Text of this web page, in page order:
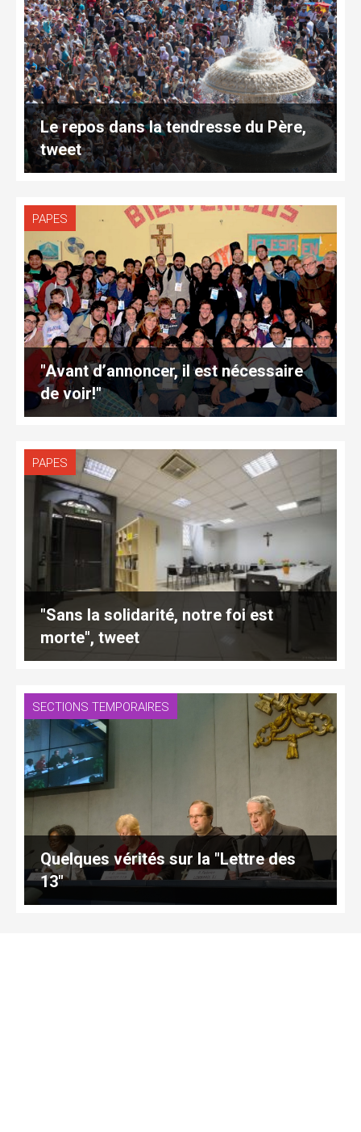
Le repos dans la tendresse du Père,
tweet
PAPES
"Avant d’annoncer, il est nécessaire
de voir!"
PAPES
"Sans la solidarité, notre foi est
morte", tweet
SECTIONS TEMPORAIRES
Quelques vérités sur la "Lettre des
13"